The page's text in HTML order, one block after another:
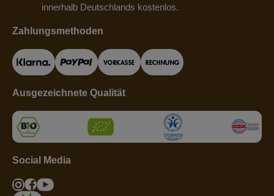
innerhalb Deutschlands kostenlos.
Zahlungsmethoden
Ausgezeichnete Qualität
Social Media